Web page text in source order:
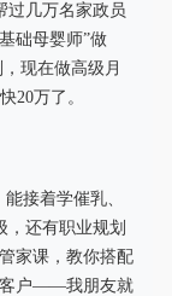
几万名家政员
础母婴师”做
现在做高级月
20万了。
接着学催乳、
，还有职业规划
家课，教你搭配
客户——我朋友就